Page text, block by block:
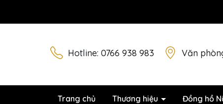
Hotline: 0766 938 983 Văn
Trang chủ Thương hiệu Đồng hồ